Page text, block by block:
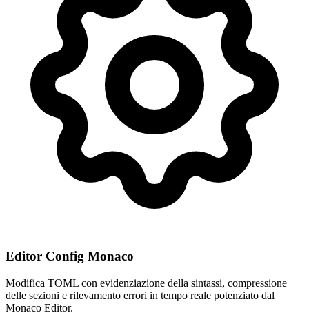
Editor Config Monaco
Modifica TOML con evidenziazione della sintassi, compressione
delle sezioni e rilevamento errori in tempo reale potenziato dal
Monaco Editor.